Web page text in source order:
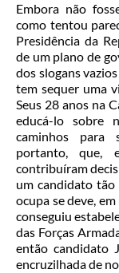
Embora não
como tentou
Presidência da
de um plano de
dos slogans
tem sequer uma
Seus 28 anos na
educá-lo sobre
caminhos para
portanto, que,
contribuíram
um candidato tão
ocupa se deve,
conseguiu
das Forças
então candidato
encruzilhada de